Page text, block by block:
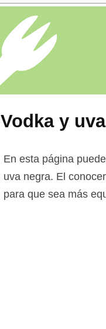
Vodka y
En esta página
uva negra. El
para que sea más